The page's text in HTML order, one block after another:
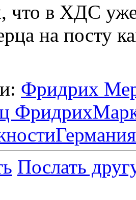
что в ХДС
на посту
Фридрих
Фридрих
Германия
Послать